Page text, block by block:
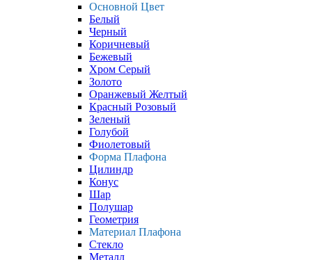
Основной Цвет
Белый
Черный
Коричневый
Бежевый
Хром Серый
Золото
Оранжевый Желтый
Красный Розовый
Зеленый
Голубой
Фиолетовый
Форма Плафона
Цилиндр
Конус
Шар
Полушар
Геометрия
Материал Плафона
Стекло
Металл